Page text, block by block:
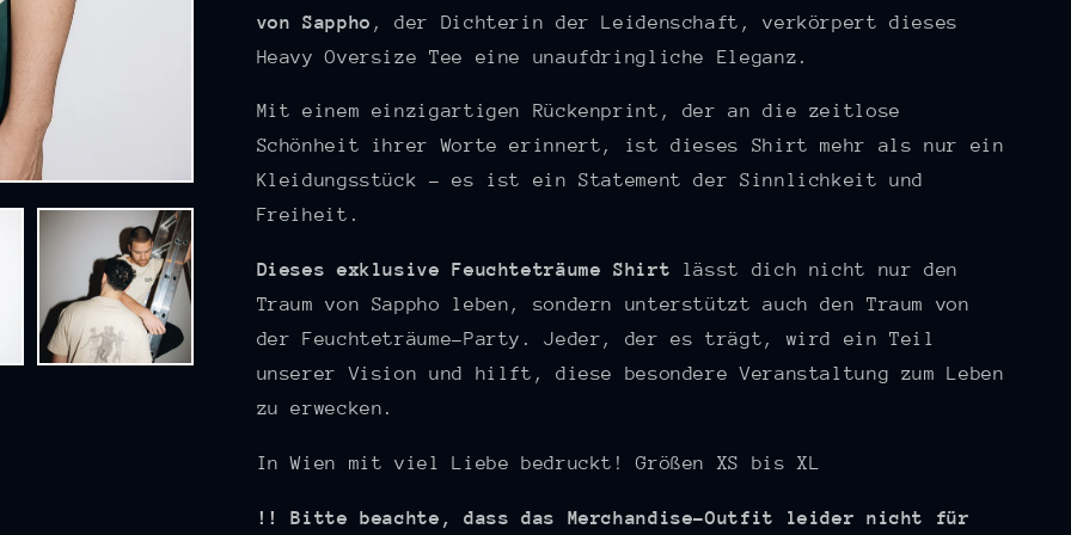
|
L
|
L
von Sappho , der Dichterin der Leidenschaft, verkörpert dieses
Heavy Oversize Tee eine unaufdringliche Eleganz.
Mit einem einzigartigen Rückenprint, der an die zeitlose
Schönheit ihrer Worte erinnert, ist dieses Shirt mehr als nur ein
Kleidungsstück – es ist ein Statement der Sinnlichkeit und
Freiheit.
Dieses exklusive Feuchteträume Shirt lässt dich nicht nur den
Traum von Sappho leben, sondern unterstützt auch den Traum von
der Feuchteträume-Party. Jeder, der es trägt, wird ein Teil
unserer Vision und hilft, diese besondere Veranstaltung zum Leben
zu erwecken.
In Wien mit viel Liebe bedruckt! Größen XS bis XL
!! Bitte beachte, dass das Merchandise-Outfit leider nicht für